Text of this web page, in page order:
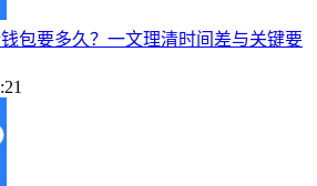
包要多久？一文理清时间差与关键要